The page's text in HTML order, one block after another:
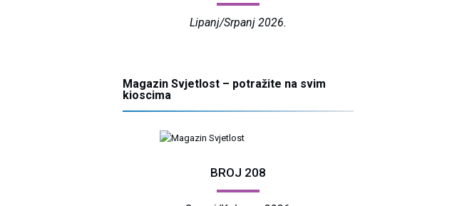
Lipanj/Srpanj 2026.
Magazin Svjetlost – potražite na svim
kioscima
BROJ 208